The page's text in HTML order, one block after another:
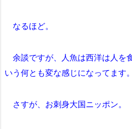
なるほど。
余談ですが、人魚は西洋は人を
いう何とも変な感じになってます。
さすが、お刺身大国ニッポン。